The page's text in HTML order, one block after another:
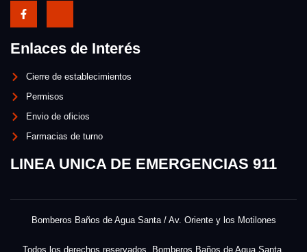
Enlaces de Interés
Cierre de establecimientos
Permisos
Envio de oficios
Farmacias de turno
LINEA UNICA DE EMERGENCIAS 911
Bomberos Baños de Agua Santa / Av. Oriente y los Motilones
Todos los derechos reservados. Bomberos Baños de Agua Santa.